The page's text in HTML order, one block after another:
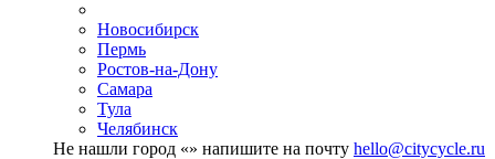
Новосибирск
Пермь
Ростов-на-Дону
Самара
Тула
Челябинск
Не нашли город «» напишите на почту hello@citycycle.ru